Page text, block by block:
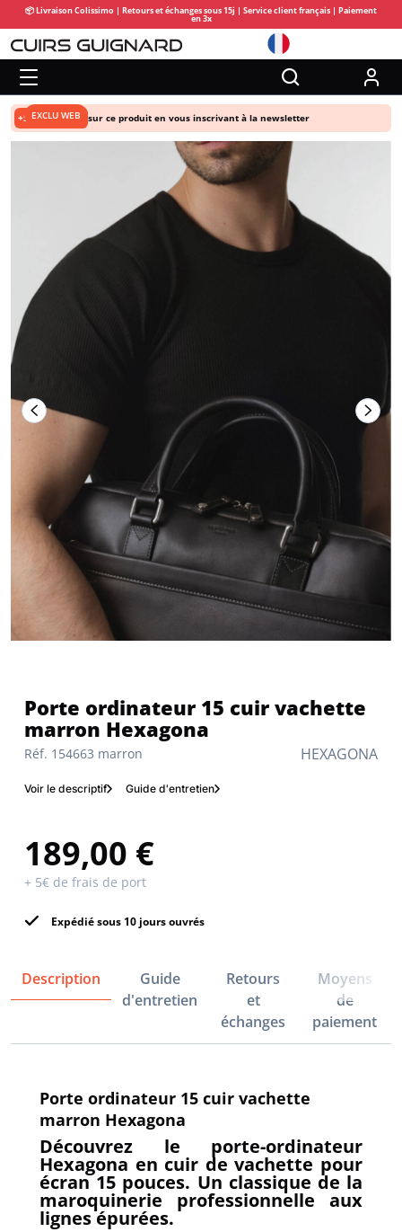
📦 Livraison Colissimo | Retours et échanges sous 15j | Service client français | Paiement
en 3x
HEXAGONA
Réf. 154663 marron
Porte ordinateur 15 cuir vachette
marron Hexagona
Voir le descriptif Guide d'entretien
189,00 €
+ 5€ de frais de port
Expédié sous 10 jours ouvrés
+5% de remise sur ce produit en vous inscrivant à la newsletter
EXCLU WEB
Description
Guide
d'entretien
Retours
et
échanges
Moyens
de
paiement
Porte ordinateur 15 cuir vachette
marron Hexagona
Découvrez le porte-ordinateur
Hexagona en cuir de vachette pour
écran 15 pouces. Un classique de la
maroquinerie professionnelle aux
lignes épurées.